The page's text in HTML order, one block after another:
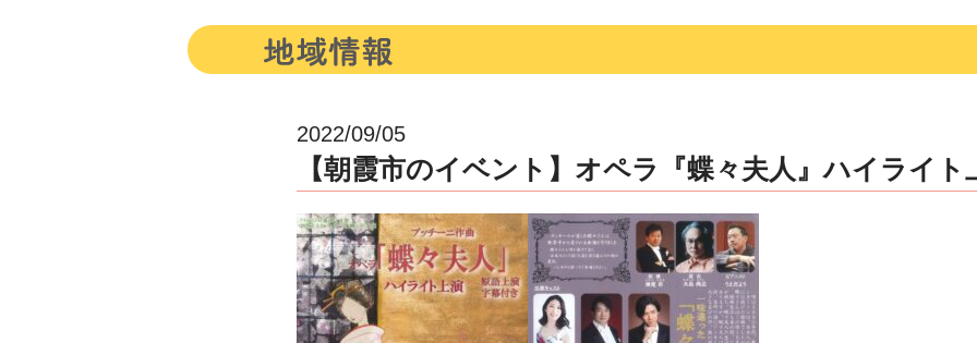
2022/09/05
【朝霞市のイベント】オペラ『蝶々夫人』ハイライト